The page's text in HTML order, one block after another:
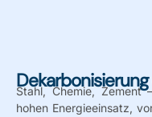
Stahl, Chemie, Zement
hohen Energieeinsatz,